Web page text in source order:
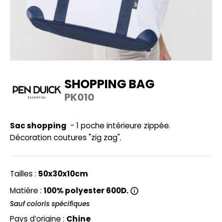
DE SERIE
MODULABLES
DE MAISON
IN EUROPE
YOUR BRAND
HALES
SHOPPING BAG
PK010
Sac shopping - 1 poche intérieure zippée.
Décoration coutures "zig zag".
Tailles : 50x30x10cm
Matière : 100% polyester 600D.
Sauf coloris spécifiques
Pays d’origine : Chine